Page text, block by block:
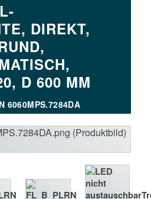
DIREKT,
D 600 MM
6060MPS.7284DA